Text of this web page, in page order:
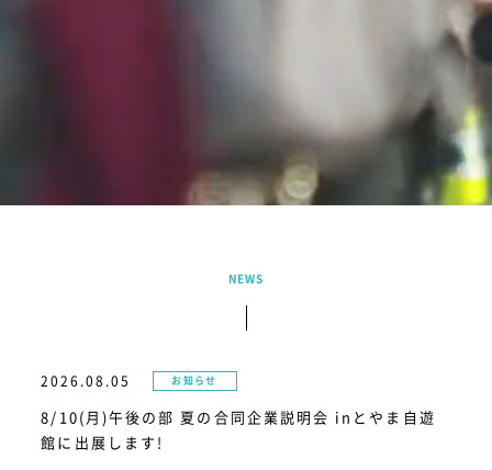
会社サイトへ
NEWS
2026.08.05 お知らせ
8/10(月)午後の部 夏の合同企業説明会 inとやま自遊
館に出展します!